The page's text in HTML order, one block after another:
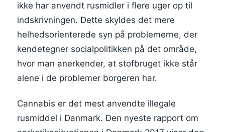
ikke har anvendt rusmidler i flere uger op til
indskrivningen. Dette skyldes det mere
helhedsorienterede syn på problemerne, der
kendetegner socialpolitikken på det område,
hvor man anerkender, at stofbruget ikke står
alene i de problemer borgeren har.
Cannabis er det mest anvendte illegale
rusmiddel i Danmark. Den nyeste rapport om